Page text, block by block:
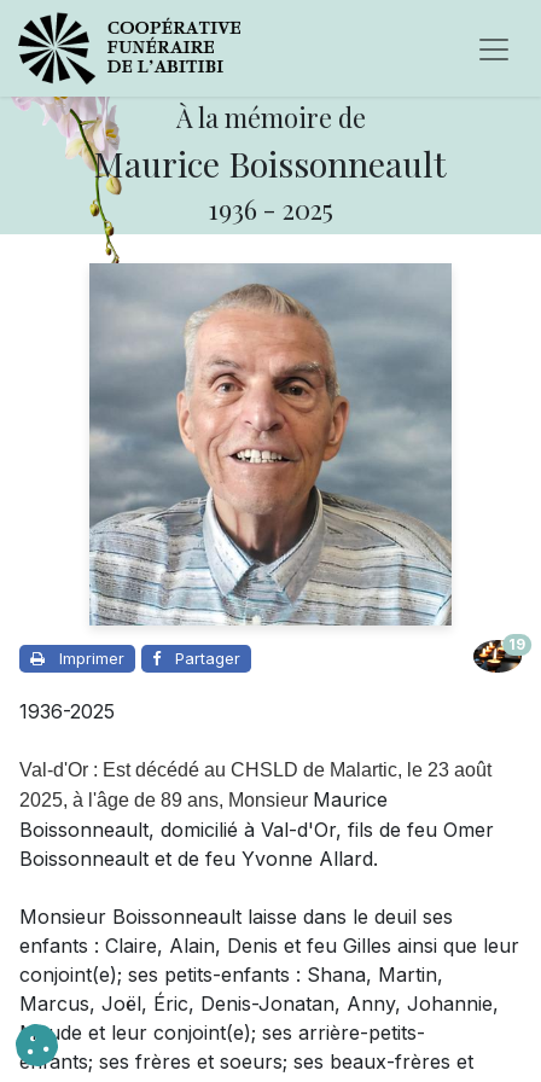
À la mémoire de
Maurice Boissonneault
1936 - 2025
Imprimer Partager
19
1936-2025
Val-d'Or : Est décédé au CHSLD de Malartic, le 23 août
2025, à l'âge de 89 ans, Monsieur Maurice
Boissonneault, domicilié à Val-d'Or, fils de feu Omer
Boissonneault et de feu Yvonne Allard.
Monsieur Boissonneault laisse dans le deuil ses
enfants : Claire, Alain, Denis et feu Gilles ainsi que leur
conjoint(e); ses petits-enfants : Shana, Martin,
Marcus, Joël, Éric, Denis-Jonatan, Anny, Johannie,
Maude et leur conjoint(e); ses arrière-petits-
enfants; ses frères et soeurs; ses beaux-frères et